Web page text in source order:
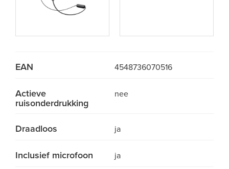
EAN 4548736070516
Actieve
ruisonderdrukking
nee
Draadloos ja
Inclusief microfoon ja